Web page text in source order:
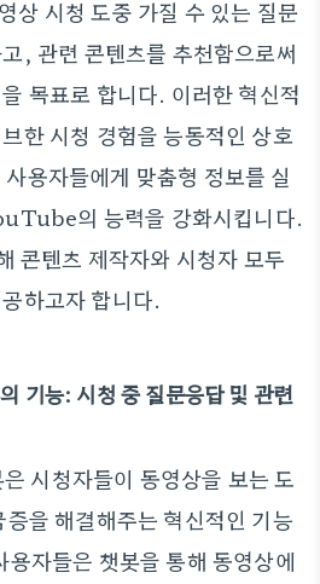
상 시청 도중 가질 수 있는 질문
, 관련 콘텐츠를 추천함으로써
목표로 합니다. 이러한 혁신적
한 시청 경험을 능동적인 상호
용자들에게 맞춤형 정보를 실
의 능력을 강화시킵니다.
콘텐츠 제작자와 시청자 모두
하고자 합니다.
능: 시청 중 질문응답 및 관련
시청자들이 동영상을 보는 도
을 해결해주는 혁신적인 기능
자들은 챗봇을 통해 동영상에